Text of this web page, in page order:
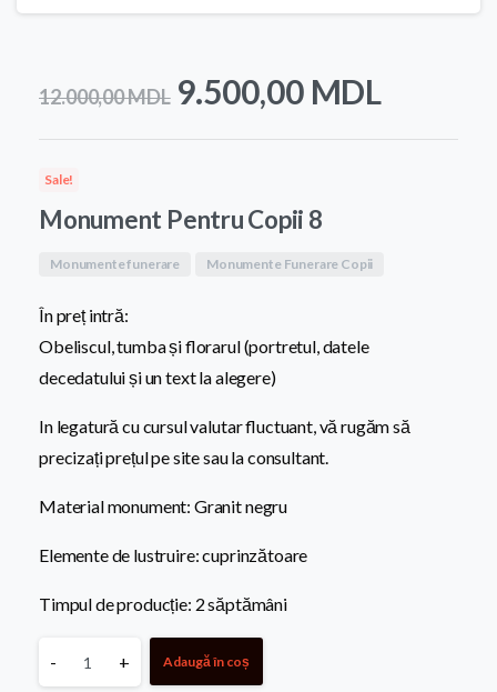
12.000,00MDL Prețul
inițial
fost:
12.000,00 MDL.
9.500,00 MDL
curent
Sale!
Monument Pentru Copii 8
Monumente funerare Monumente Funerare Copii
În preț intră:
Obeliscul, tumba și florarul (portretul, datele
decedatului și un text la alegere)
In legatură cu cursul valutar fluctuant, vă rugăm să
precizați prețul pe site sau la consultant.
Material monument: Granit negru
Elemente de lustruire: cuprinzătoare
Timpul de producție: 2 săptămâni
Monument
- + Adaugă în coș